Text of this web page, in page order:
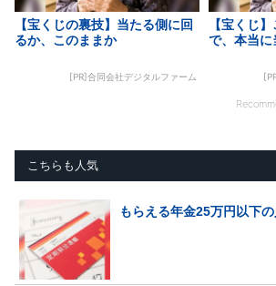
【宝くじの裏技】当たる側に回
るか、このままか
[PR]合同会社デジタルファーム
【宝くじ
で、本当
こちらも人気
もらえる年金25万円以下